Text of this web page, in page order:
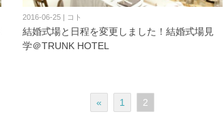
2016-06-25 | コト
結婚式場と日程を変更しました！結婚式場見
学＠TRUNK HOTEL
« 1 2